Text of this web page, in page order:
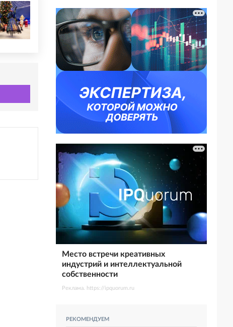
Место встречи креативных
индустрий и интеллектуальной
собственности
Реклама. https://ipquorum.ru
РЕКОМЕНДУЕМ